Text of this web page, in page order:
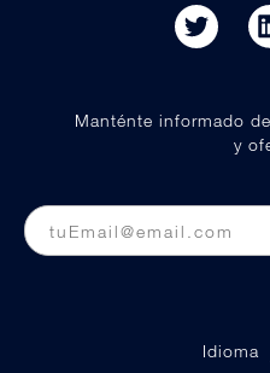
Idioma
Manténte informado
y